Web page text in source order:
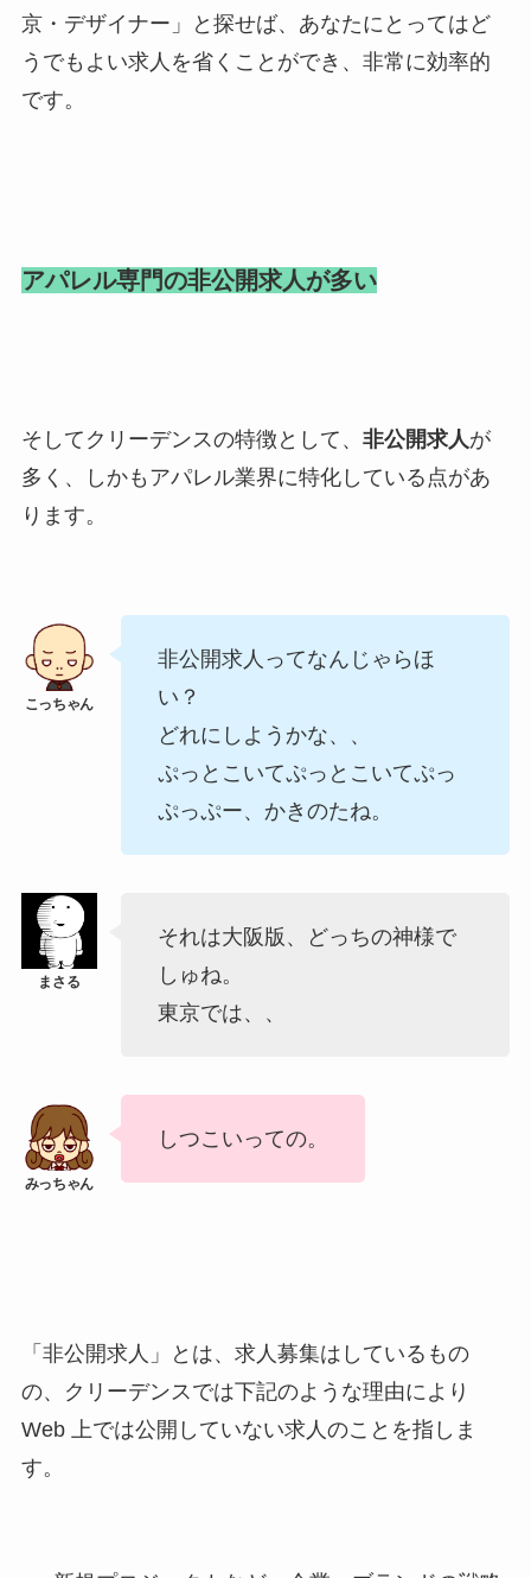
京・デザイナー」と探せば、あなたにとってはど
うでもよい求人を省くことができ、非常に効率的
です。
アパレル専門の非公開求人が多い
そしてクリーデンスの特徴として、 非公開求人 が
多く、しかもアパレル業界に特化している点があ
ります。
非公開求人ってなんじゃらほ
い？
どれにしようかな、、
ぷっとこいてぷっとこいてぷっ
ぷっぷー、かきのたね。
それは大阪版、どっちの神様で
しゅね。
東京では、、
しつこいっての。
「非公開求人」とは、求人募集はしているもの
の、クリーデンスでは下記のような理由により
Web 上では公開していない求人のことを指しま
す。